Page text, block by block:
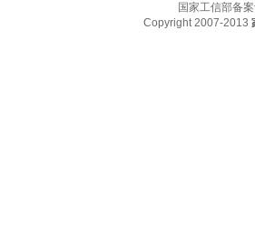
国家工信部备
Copyright 2007-2013